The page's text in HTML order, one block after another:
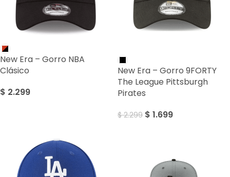
New Era – Gorro NBA
Clásico
$ 2.299
New Era – Gorro 9FORTY
The League Pittsburgh
Pirates
$2.299 $ 1.699